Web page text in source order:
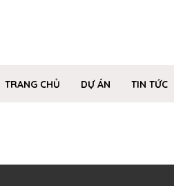
TRANG CHỦ DỰ ÁN TIN TỨC